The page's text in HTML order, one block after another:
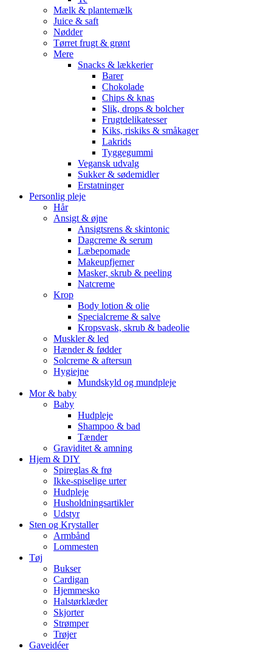
Mælk & plantemælk
Juice & saft
Nødder
Tørret frugt & grønt
Mere
Snacks & lækkerier
Barer
Chokolade
Chips & knas
Slik, drops & bolcher
Frugtdelikatesser
Kiks, riskiks & småkager
Lakrids
Tyggegummi
Vegansk udvalg
Sukker & sødemidler
Erstatninger
Personlig pleje
Hår
Ansigt & øjne
Ansigtsrens & skintonic
Dagcreme & serum
Læbepomade
Makeupfjerner
Masker, skrub & peeling
Natcreme
Krop
Body lotion & olie
Specialcreme & salve
Kropsvask, skrub & badeolie
Muskler & led
Hænder & fødder
Solcreme & aftersun
Hygiejne
Mundskyld og mundpleje
Mor & baby
Baby
Hudpleje
Shampoo & bad
Tænder
Graviditet & amning
Hjem & DIY
Spireglas & frø
Ikke-spiselige urter
Hudpleje
Husholdningsartikler
Udstyr
Sten og Krystaller
Armbånd
Lommesten
Tøj
Bukser
Cardigan
Hjemmesko
Halstørklæder
Skjorter
Strømper
Trøjer
Gaveidéer